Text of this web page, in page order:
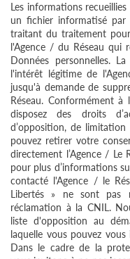
Les informations
un fichier informatisé par
traitant du traitement
l'Agence / du Réseau qui
Données personnelles.
l'intérêt légitime de
jusqu'à demande de
Réseau. Conformément
disposez des droits
d’opposition, de
pouvez retirer votre
directement l’Agence / Le
pour plus d’informations
contacté l'Agence / le
Libertés » ne sont pas
réclamation à la CNIL.
liste d'opposition au
laquelle vous pouvez vous
Dans le cadre de la